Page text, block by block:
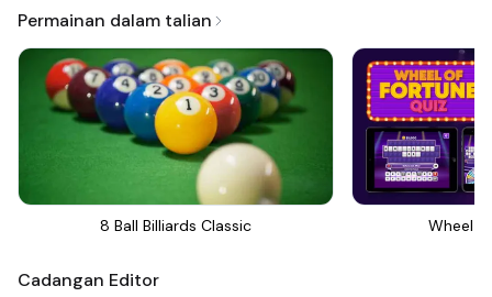
Permainan dalam talian
8 Ball Billiards Classic Wheel
Cadangan Editor